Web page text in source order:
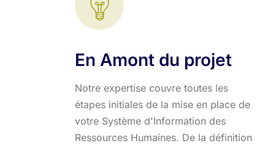
En Amont du projet
Notre expertise couvre toutes les
étapes initiales de la mise en place de
votre Système d'Information des
Ressources Humaines. De la définition